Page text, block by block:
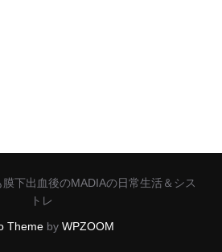
下出血後のMADIAの日常生活＆シス
トレ
Theme by WPZOOM